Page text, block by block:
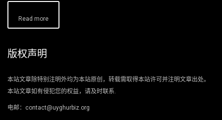
Read more
版权声明
本站文章除特别注明外均为本站原创，转载需取得本站许可并注明文章出处。
本站文章如有侵犯您的权益，请及时联系.
电邮：contact@uyghurbiz.org